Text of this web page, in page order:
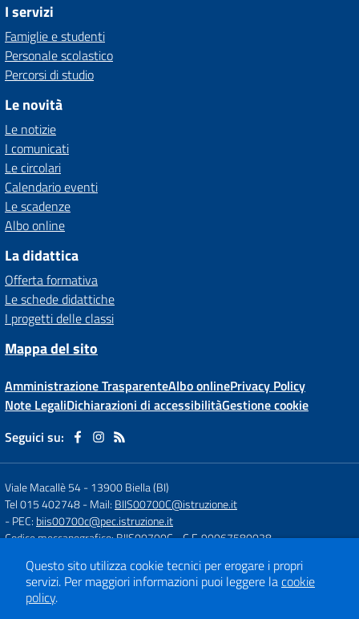
I servizi
Famiglie e studenti
Personale scolastico
Percorsi di studio
Le novità
Le notizie
I comunicati
Le circolari
Calendario eventi
Le scadenze
Albo online
La didattica
Offerta formativa
Le schede didattiche
I progetti delle classi
Mappa del sito
Amministrazione TrasparenteAlbo onlinePrivacy Policy
Note LegaliDichiarazioni di accessibilitàGestione cookie
Seguici su:
Viale Macallè 54-13900 Biella (BI)
Tel 015 402748- Mail: BIIS00700C@istruzione.it
- PEC: biis00700c@pec.istruzione.it
Codice meccanografico: BIIS00700C- C.F. 90067580028
Concept & Design by
Designers Italia
Questo sito utilizza cookie tecnici per erogare i propri
servizi. Per maggiori informazioni puoi leggere lacookie
policy.